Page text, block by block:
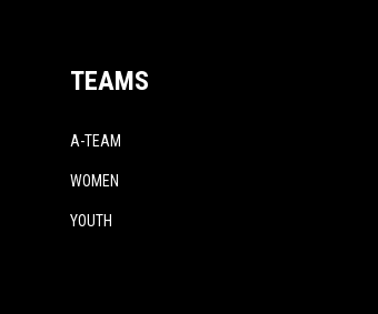
TEAMS
A-TEAM
WOMEN
YOUTH